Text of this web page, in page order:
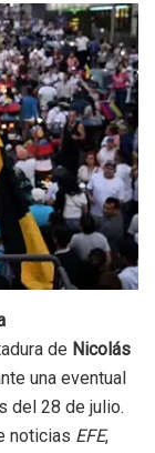
de Nicolás
una eventual
del 28 de julio.
noticias EFE,